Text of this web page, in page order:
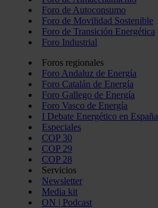
Foro de Autoconsumo
Foro de Movilidad Sostenible
Foro de Transición Energética
Foro Industrial
Foros regionales
Foro Andaluz de Energía
Foro Catalán de Energía
Foro Gallego de Energía
Foro Vasco de Energía
I Debate Energético en España
Especiales
COP 30
COP 29
COP 28
Servicios
Newsletter
Media kit
ON | Podcast